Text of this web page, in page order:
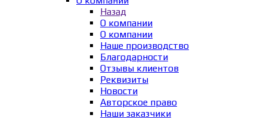
Назад
О компании
О компании
Наше производство
Благодарности
Отзывы клиентов
Реквизиты
Новости
Авторское право
Наши заказчики